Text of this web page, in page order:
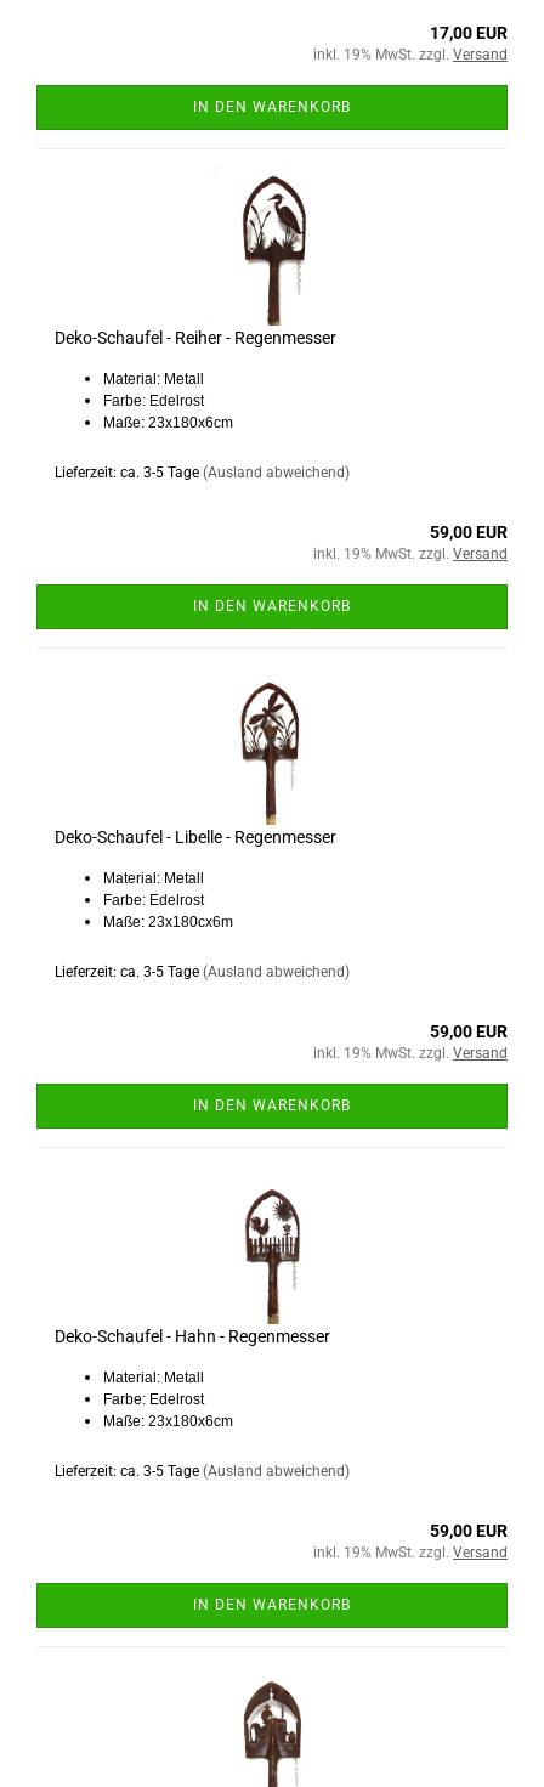
17,00 EUR
inkl. 19% MwSt. zzgl. Versand
IN DEN WARENKORB
Deko-Schaufel - Reiher - Regenmesser
Material: Metall
Farbe: Edelrost
Maße: 23x180x6cm
Lieferzeit: ca. 3-5 Tage (Ausland abweichend)
59,00 EUR
inkl. 19% MwSt. zzgl. Versand
IN DEN WARENKORB
Deko-Schaufel - Libelle - Regenmesser
Material: Metall
Farbe: Edelrost
Maße: 23x180cx6m
Lieferzeit: ca. 3-5 Tage (Ausland abweichend)
59,00 EUR
inkl. 19% MwSt. zzgl. Versand
IN DEN WARENKORB
Deko-Schaufel - Hahn - Regenmesser
Material: Metall
Farbe: Edelrost
Maße: 23x180x6cm
Lieferzeit: ca. 3-5 Tage (Ausland abweichend)
59,00 EUR
inkl. 19% MwSt. zzgl. Versand
IN DEN WARENKORB